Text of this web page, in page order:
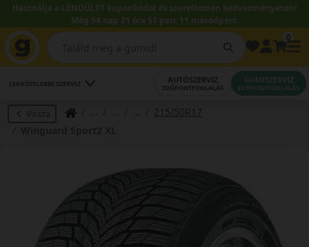
Használja a LENDÜLET kuponkódot és szereltessen kedvezményesen!
Még 54 nap 21 óra 51 perc 11 másodperc.
LEGKÖZELEBBI SZERVIZ AUTÓSZERVIZ
IDŐPONTFOGLALÁS
GUMISZERVIZ
IDŐPONTFOGLALÁS
Vissza
215/50R17